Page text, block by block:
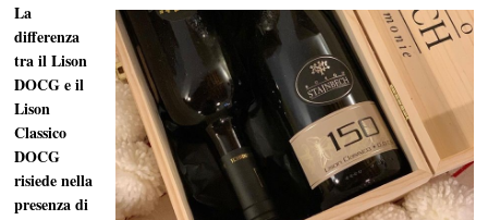
La
differenza
tra il Lison
DOCG e il
Lison
Classico
DOCG
risiede nella
presenza di